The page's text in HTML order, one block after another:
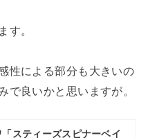
す。
性による部分も大きいの
で良いかと思いますが。
「スティーズスピナーベイ